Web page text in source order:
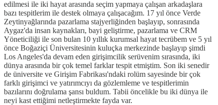
edilmesi ile iki hayat arasında seçim yapmaya çalışan arkadaşlara
bazı tespitlerim ile destek olmaya çalışacağım. 17 yıl önce Verde
Zeytinyağlarında pazarlama stajyerliğinden başlayıp, sonrasında
Aygaz'da insan kaynakları, bayi geliştirme, pazarlama ve CRM
Yöneticiliği ile son bulan 10 yıllık kurumsal hayat tecrübem ve 5 yıl
önce Boğaziçi Üniversitesinin kuluçka merkezinde başlayıp şimdi
Los Angeles'da devam eden girişimcilik serüvenim sırasında, iki
dünya arasında bir çok temel farklar tespit etmiştim. Son iki senedir
de üniversite ve Girişim Fabrikası'ndaki rolüm sayesinde bir çok
farklı girişimci ve yatırımcıyı da gözlemleme ve tespitlerimin
bazılarını doğrulama şansı buldum. Tabii öncelikle bu iki dünya ile
neyi kast ettiğimi netleştirmekte fayda var.